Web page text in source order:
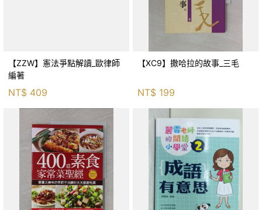
【ZZW】憲法爭點解讀_歐律師
編著
NT$ 409
【XC9】撒哈拉的故事_三毛
NT$ 199